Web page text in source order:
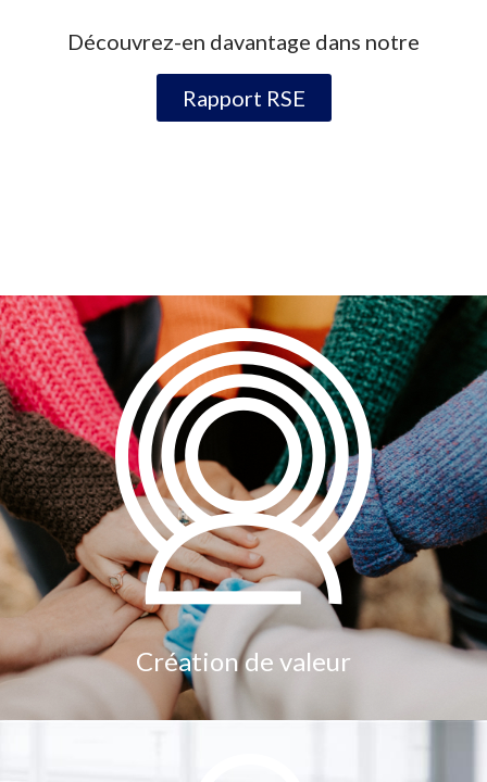
Découvrez-en davantage dans notre
Rapport RSE
Création de valeur